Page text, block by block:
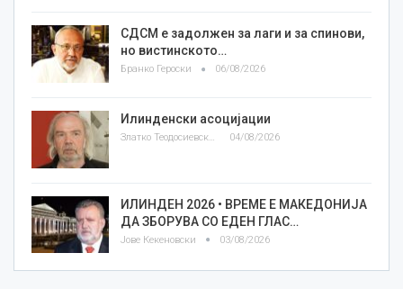
СДСМ е задолжен за лаги и за спинови,
но вистинското…
Бранко Героски 06/08/2026
Илинденски асоцијации
Златко Теодосиевски 04/08/2026
ИЛИНДЕН 2026 • ВРЕМЕ Е МАКЕДОНИЈА
ДА ЗБОРУВА СО ЕДЕН ГЛАС…
Јове Кекеновски 03/08/2026